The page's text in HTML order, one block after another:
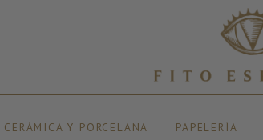
CERÁMICA Y PORCELANA PAPELERÍA